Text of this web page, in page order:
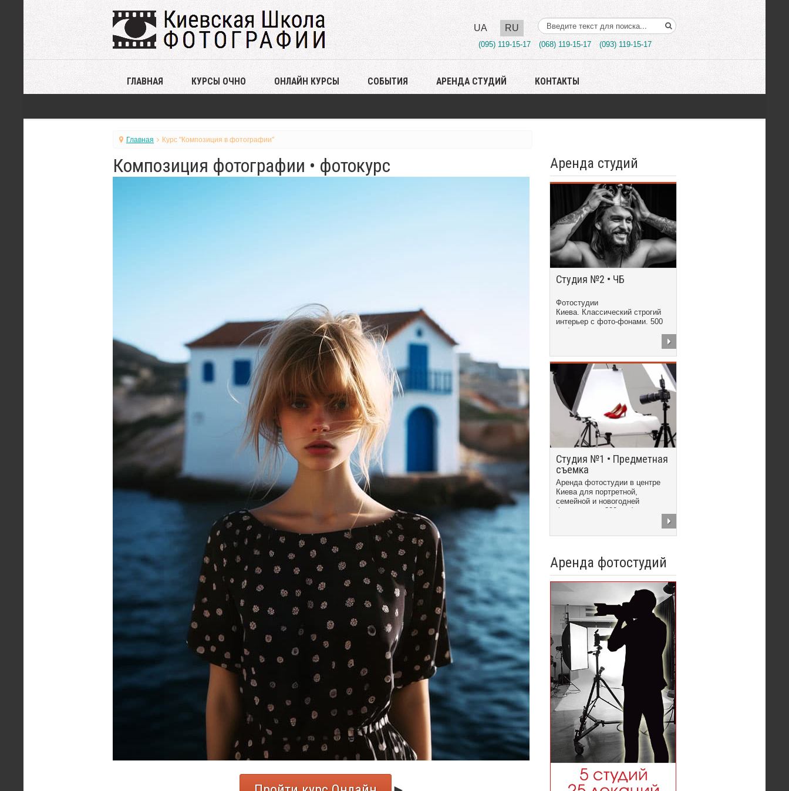
UA RU Поиск..
(095) 119-15-17 (068) 119-15-17 (093) 119-15-17
ГЛАВНАЯ КУРСЫ ОЧНО ОНЛАЙН КУРСЫ СОБЫТИЯ АРЕНДА СТУДИЙ КОНТАКТЫ
Главная Курс "Композиция в фотографии"
Композиция фотографии • фотокурс Аренда студий
Студия №2 • ЧБ
Фотостудии
Киева. Классический строгий
интерьер с фото-фонами. 500
грн/час
Студия №1 • Предметная
съемка
Аренда фотостудии в центре
Киева для портретной,
семейной и новогодней
фотосъемки. 300 грн/час
Аренда фотостудий